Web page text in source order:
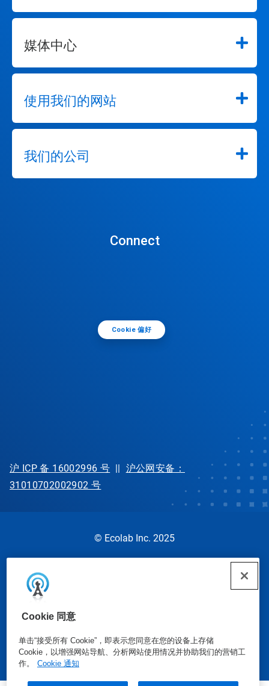
Cookie 同意
单击“接受所有 Cookie”，即表示您同意在您的设备上存储
Cookie，以增强网站导航、分析网站使用情况并协助我们的营销工
作。
Cookie 通知
媒体中心
使用我们的网站
我们的公司
Connect
Cookie 偏好
沪 ICP 备 16002996 号 || 沪公网安备：
31010702002902 号
© Ecolab Inc. 2025